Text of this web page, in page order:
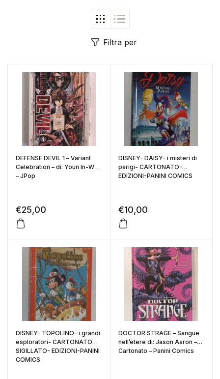
Filtra per
DEFENSE DEVIL 1 – Variant
Celebration – di: Youn In-Wan
– JPop
€25,00
DISNEY- DAISY- i misteri di
parigi- CARTONATO-
EDIZIONI-PANINI COMICS
€10,00
DISNEY- TOPOLINO- i grandi
esploratori- CARTONATO
SIGILLATO- EDIZIONI-PANINI
COMICS
DOCTOR STRAGE – Sangue
nell’etere di: Jason Aaron –
Cartonato – Panini Comics